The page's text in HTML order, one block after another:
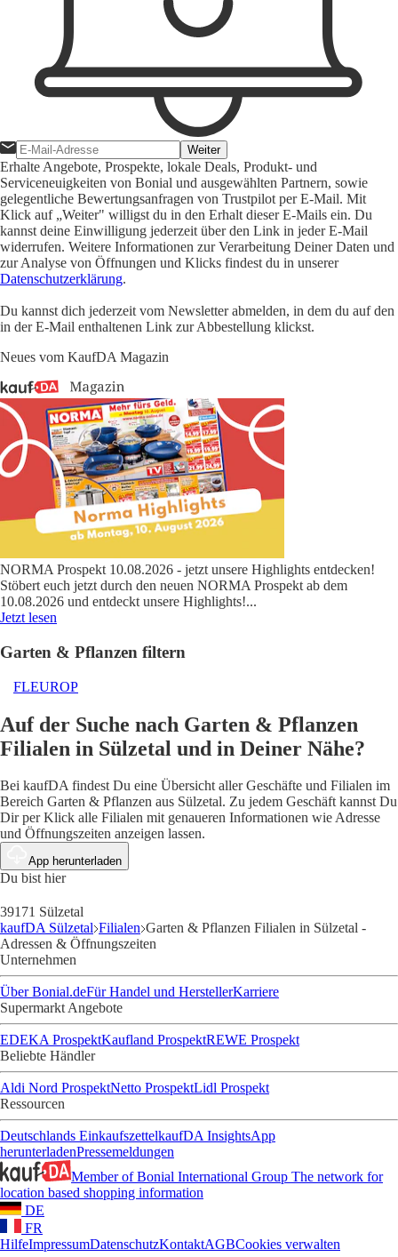
Weiter
Erhalte Angebote, Prospekte, lokale Deals, Produkt- und
Serviceneuigkeiten von Bonial und ausgewählten Partnern, sowie
gelegentliche Bewertungsanfragen von Trustpilot per E-Mail. Mit
Klick auf „Weiter" willigst du in den Erhalt dieser E-Mails ein. Du
kannst deine Einwilligung jederzeit über den Link in jeder E-Mail
widerrufen. Weitere Informationen zur Verarbeitung Deiner Daten und
zur Analyse von Öffnungen und Klicks findest du in unserer
Datenschutzerklärung.
Du kannst dich jederzeit vom Newsletter abmelden, in dem du auf den
in der E-Mail enthaltenen Link zur Abbestellung klickst.
Neues vom KaufDA Magazin
NORMA Prospekt 10.08.2026 - jetzt unsere Highlights entdecken!
Stöbert euch jetzt durch den neuen NORMA Prospekt ab dem
10.08.2026 und entdeckt unsere Highlights!...
Jetzt lesen
Garten & Pflanzen filtern
FLEUROP
Auf der Suche nach Garten & Pflanzen
Filialen in Sülzetal und in Deiner Nähe?
Bei kaufDA findest Du eine Übersicht aller Geschäfte und Filialen im
Bereich Garten & Pflanzen aus Sülzetal. Zu jedem Geschäft kannst Du
Dir per Klick alle Filialen mit genaueren Informationen wie Adresse
und Öffnungszeiten anzeigen lassen.
App herunterladen
Du bist hier
39171 Sülzetal
kaufDA Sülzetal Filialen Garten & Pflanzen Filialen in Sülzetal -
Adressen & Öffnungszeiten
Unternehmen
Über Bonial.deFür Handel und HerstellerKarriere
Supermarkt Angebote
EDEKA ProspektKaufland ProspektREWE Prospekt
Beliebte Händler
Aldi Nord ProspektNetto ProspektLidl Prospekt
Ressourcen
Deutschlands EinkaufszettelkaufDA InsightsApp
herunterladenPressemeldungen
Member of Bonial International Group The network for
location based shopping information
DE
FR
HilfeImpressumDatenschutzKontaktAGBCookies verwalten